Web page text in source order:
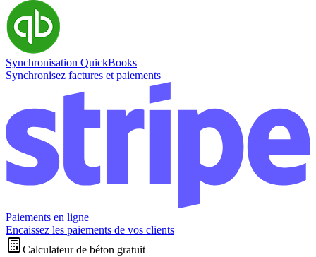
Synchronisation QuickBooks
Synchronisez factures et paiements
Paiements en ligne
Encaissez les paiements de vos clients
Calculateur de béton gratuit